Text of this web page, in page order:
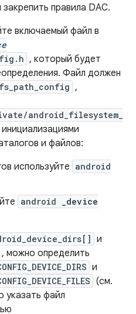
правила DAC.
включаемый файл в
, который будет
Файл должен
,
android_filesystem_
и файлов:
используйте android
android
_device
и
, можно определить
и
(см.
указать файл